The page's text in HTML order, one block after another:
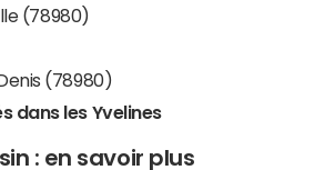
(78980)
(78980)
dans les Yvelines
: en savoir plus